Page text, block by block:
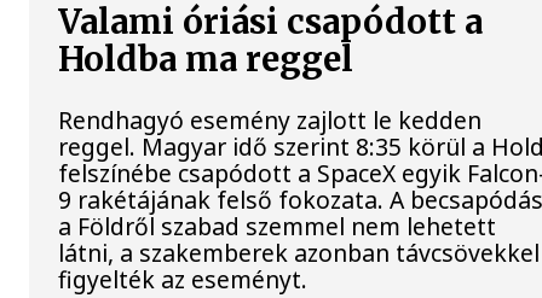
Valami óriási csapódott a
Holdba ma reggel
Rendhagyó esemény zajlott le kedden
reggel. Magyar idő szerint 8:35 körül a
felszínébe csapódott a SpaceX egyik
9 rakétájának felső fokozata. A
a Földről szabad szemmel nem lehetett
látni, a szakemberek azonban távcsövekkel
figyelték az eseményt.